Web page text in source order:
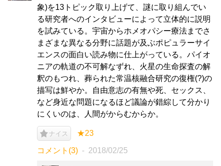
象)を13トピック取り上げて、謎に取り組んでい
る研究者へのインタビューによって立体的に説明
を試みている。宇宙からホメオパシー療法までさ
まざまな異なる分野に話題が及ぶポピュラーサイ
エンスの面白い読み物に仕上がっている。パイオ
ニアの軌道の不可解なずれ、火星の生命探査の解
釈のもつれ、葬られた常温核融合研究の復権(?)の
描写は鮮やか。自由意志の有無や死、セックス、
など身近な問題になるほど議論が錯綜して分かり
にくいのは、人間がからむからか。
ナイス ★23
コメント(3) 2018/02/25